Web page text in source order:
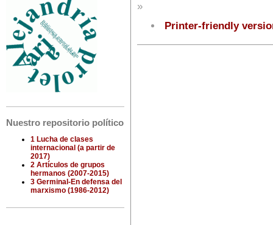
Nuestro repositorio político
1 Lucha de clases
internacional (a partir de
2017)
2 Artículos de grupos
hermanos (2007-2015)
3 Germinal-En defensa del
marxismo (1986-2012)
»
Printer-friendly